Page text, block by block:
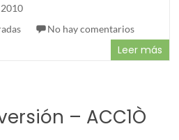
No hay comentarios
Leer más
– ACC1Ò